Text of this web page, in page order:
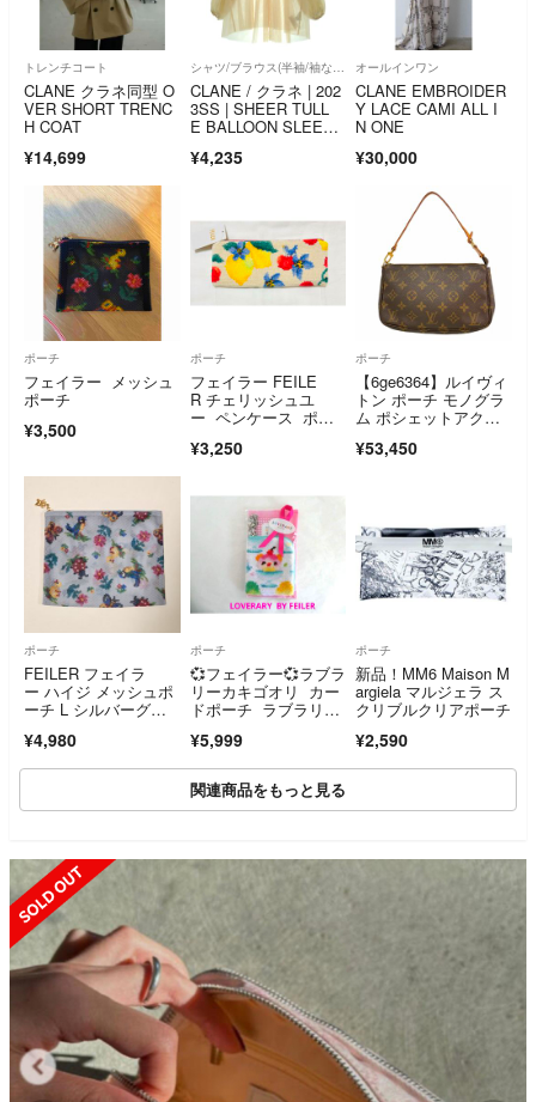
トレンチコート
CLANE クラネ同型 O
VER SHORT TRENC
H COAT
¥14,699
シャツ/ブラウス(半袖/袖なし)
CLANE / クラネ | 202
3SS | SHEER TULL
E BALLOON SLEEV
トル バルーン スリー
¥4,235
オールインワン
CLANE EMBROIDER
Y LACE CAMI ALL I
N ONE
¥30,000
ポーチ
フェイラー メッシュ
ポーチ
¥3,500
ポーチ
フェイラー FEILE
R チェリッシュユ
ー ペンケース ポー
¥3,250
ポーチ
【6ge6364】ルイヴィ
トン ポーチ モノグラ
ム ポシェットアクセ
ラウン【中古】レディ
¥53,450
ポーチ
FEILER フェイラ
ー ハイジ メッシュポ
ーチ L シルバーグレ
¥4,980
ポーチ
💞フェイラー💞ラブラ
リーカキゴオリ カー
ドポーチ ラブラリー
¥5,999
ポーチ
新品！MM6 Maison M
argiela マルジェラ ス
クリブルクリアポーチ
¥2,590
関連商品をもっと見る
SOLD OUT